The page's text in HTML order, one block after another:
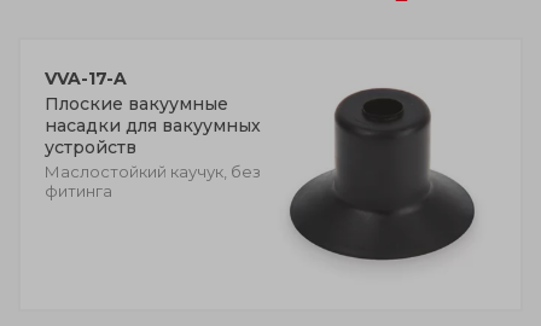
VVA-17-A
Плоские вакуумные
насадки для вакуумных
устройств
Маслостойкий каучук, без
фитинга